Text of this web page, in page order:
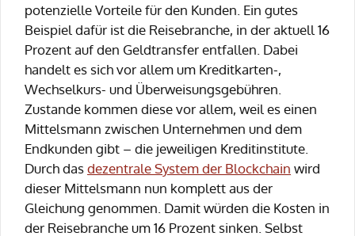
potenzielle Vorteile für den Kunden. Ein gutes
Beispiel dafür ist die Reisebranche, in der aktuell 16
Prozent auf den Geldtransfer entfallen. Dabei
handelt es sich vor allem um Kreditkarten-,
Wechselkurs- und Überweisungsgebühren.
Zustande kommen diese vor allem, weil es einen
Mittelsmann zwischen Unternehmen und dem
Endkunden gibt – die jeweiligen Kreditinstitute.
Durch dasdezentrale System der Blockchain wird
dieser Mittelsmann nun komplett aus der
Gleichung genommen. Damit würden die Kosten in
der Reisebranche um 16 Prozent sinken. Selbst